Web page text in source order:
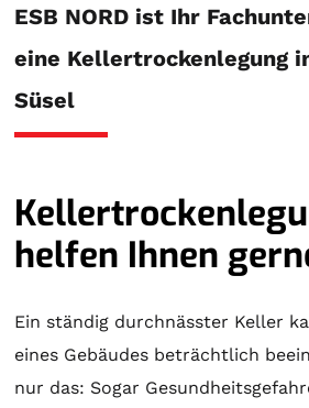
ESB NORD ist Ihr
eine Kellertrockenlegung
Süsel
helfen Ihnen
Ein ständig durchnässter Keller
eines Gebäudes beträchtlich
nur das: Sogar